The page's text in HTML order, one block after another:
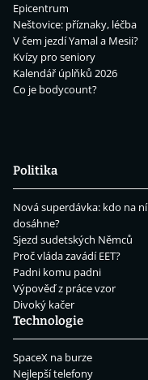
Epicentrum
Neštovice: příznaky, léčba
V čem jezdí Yamal a Mesii?
Kvízy pro seniory
Kalendář úplňků 2026
Co je bodycount?
Politika
Nová superdávka: kdo na ní
dosáhne?
Sjezd sudetských Němců
Proč vláda zavádí EET?
Padni komu padni
Výpověď z práce vzor
Divoký kačer
Technologie
SpaceX na burze
Nejlepší telefony